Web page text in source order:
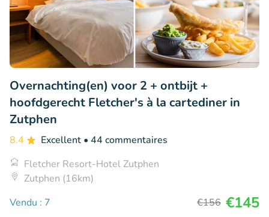
Overnachting(en) voor 2 + ontbijt +
hoofdgerecht Fletcher's à la cartediner in
Zutphen
8.4 Excellent • 44 commentaires
Fletcher Resort-Hotel Zutphen
Zutphen (16km)
Vendu : 7
€156 €145